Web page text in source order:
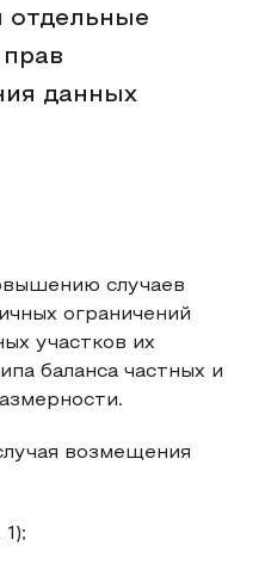
отдельные
данных
случаев
ограничений
участков их
баланса частных и
возмещения